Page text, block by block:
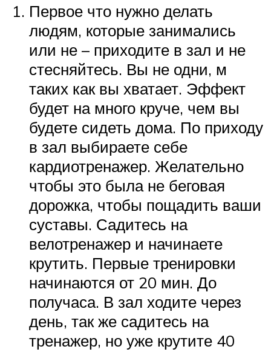
Первое что нужно делать
людям, которые занимались
или не – приходите в зал и не
стесняйтесь. Вы не одни, м
таких как вы хватает. Эффект
будет на много круче, чем вы
будете сидеть дома. По приходу
в зал выбираете себе
кардиотренажер. Желательно
чтобы это была не беговая
дорожка, чтобы пощадить ваши
суставы. Садитесь на
велотренажер и начинаете
крутить. Первые тренировки
начинаются от 20 мин. До
получаса. В зал ходите через
день, так же садитесь на
тренажер, но уже крутите 40